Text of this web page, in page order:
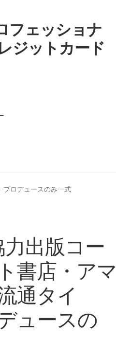
ェッショナ
ジットカード
づく表記
プロデュースのみ一式
出版コー
書店・アマ
通タイ
ュースの